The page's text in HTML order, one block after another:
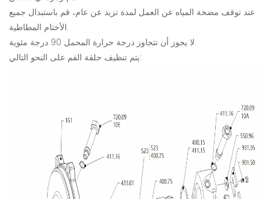
عند توقف مضخة المياه عن العمل لمدة تزيد عن عام، قم باستبدال جميع
الأختام المطاطية.
لا يجوز أن تتجاوز درجة حرارة المحمل 90 درجة مئوية.
يتم تنظيف حلقة الفم على النحو التالي: